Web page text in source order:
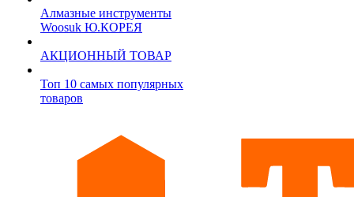
Алмазные инструменты
Woosuk Ю.КОРЕЯ
АКЦИОННЫЙ ТОВАР
Топ 10 самых популярных
товаров